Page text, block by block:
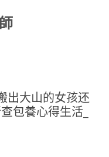
出大山的女孩还
包養心得生活_